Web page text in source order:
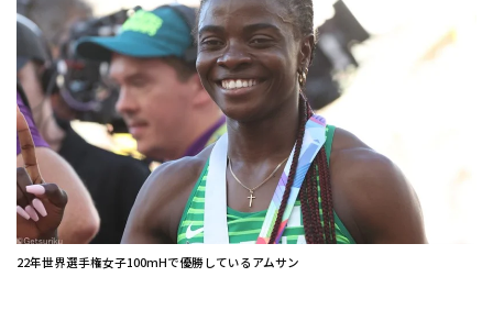
22年世界選手権女子100mHで優勝しているアムサン